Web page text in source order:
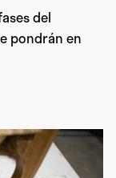
del
pondrán en